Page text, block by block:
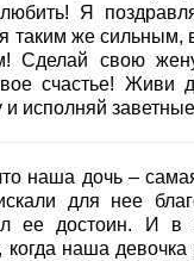
Я
таким же
Сделай свою
счастье! Живи
и исполняй
наша дочь –
для нее
ее достоин. И в
когда наша